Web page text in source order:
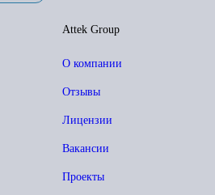
Attek Group
О компании
Отзывы
Лицензии
Вакансии
Проекты